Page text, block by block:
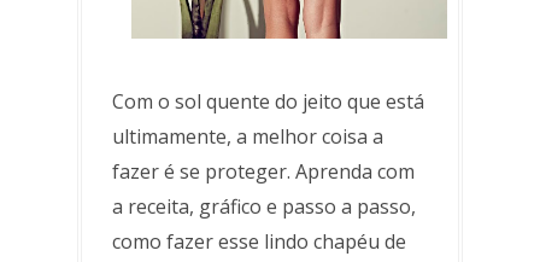
Com o sol quente do jeito que está
ultimamente, a melhor coisa a
fazer é se proteger. Aprenda com
a receita, gráfico e passo a passo,
como fazer esse lindo chapéu de